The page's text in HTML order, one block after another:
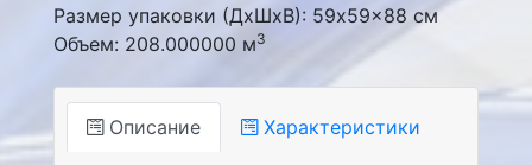
Размер упаковки (ДxШxВ): 59x59x88 см
Объем: 208.000000 м3
Описание Характеристики